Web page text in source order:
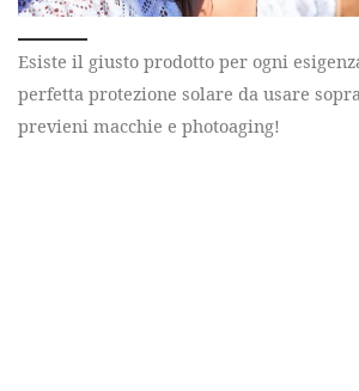
Esiste il giusto prodotto per ogni
perfetta protezione solare da usare
previeni macchie e photoaging!